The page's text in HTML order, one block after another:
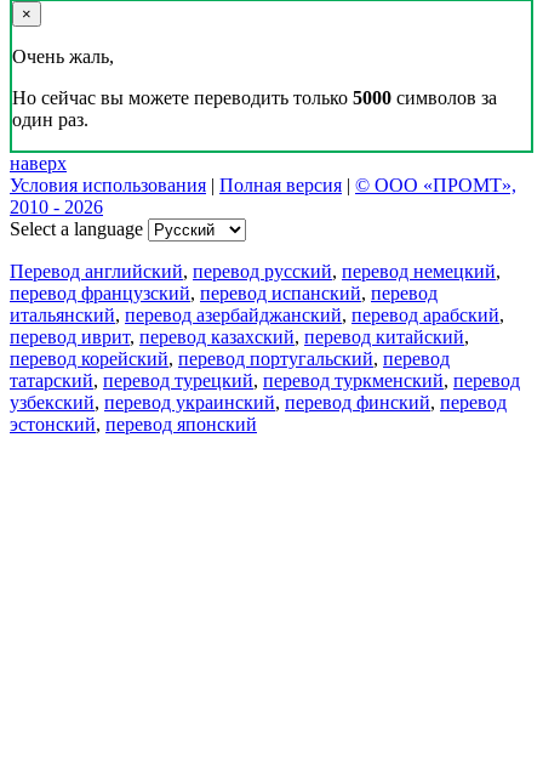
×
Очень жаль,
Но сейчас вы можете переводить только 5000 символов за
один раз.
наверх
Условия использования | Полная версия | © ООО «ПРОМТ»,
2010 - 2026
Select a language
Перевод английский, перевод русский, перевод немецкий,
перевод французский, перевод испанский, перевод
итальянский, перевод азербайджанский, перевод арабский,
перевод иврит, перевод казахский, перевод китайский,
перевод корейский, перевод португальский, перевод
татарский, перевод турецкий, перевод туркменский, перевод
узбекский, перевод украинский, перевод финский, перевод
эстонский, перевод японский